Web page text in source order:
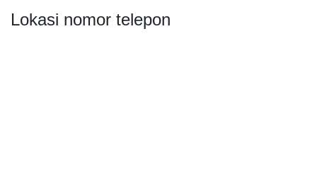
Lokasi nomor telepon